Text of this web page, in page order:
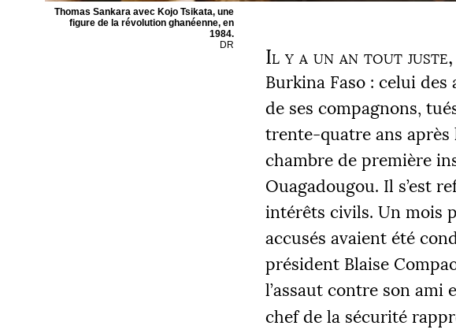
Thomas Sankara avec Kojo Tsikata, une
figure de la révolution ghanéenne, en
1984.
DR
Il y a un an tout
Burkina Faso : celui des
de ses compagnons,
trente-quatre ans après
chambre de première
Ouagadougou. Il s’est
intérêts civils. Un mois
accusés avaient été
président Blaise
l’assaut contre son ami
chef de la sécurité